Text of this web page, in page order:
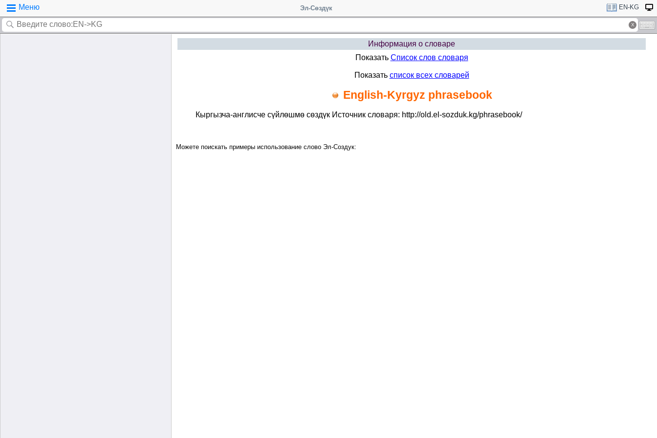
Меню Эл-Сөздүк EN-KG
Информация о словаре
Показать Список слов словаря
Показать список всех словарей
English-Kyrgyz phrasebook
Кыргызча-англисче сүйлөшмө сөздүк Источник словаря: http://old.el-sozduk.kg/phrasebook/
Можете поискать примеры использование слово Эл-Создук: